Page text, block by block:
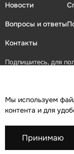
Новости
Вопросы и ответы
Контакты
Подпишитесь, для
Присоединяйтесь в
Мы используем
контента и для
Принимаю